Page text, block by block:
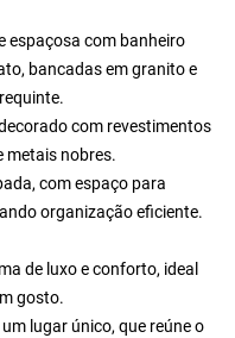
espaçosa com banheiro
bancadas em granito e
com revestimentos
metais nobres.
com espaço para
organização eficiente.
de luxo e conforto, ideal
gosto.
lugar único, que reúne o